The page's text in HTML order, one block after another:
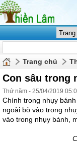
Trang chủ
Con sâu trong
Thứ năm - 25/04/2019
Chính trong nhụy
ngoài bò vào trong
vào trong nhụy bánh,